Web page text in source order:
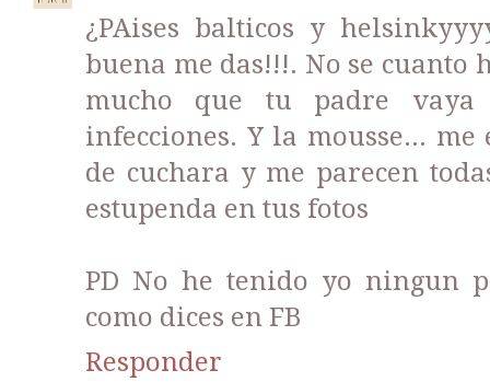
¿PAises balticos y
buena me das!!!. No se cuanto
mucho que tu padre
infecciones. Y la mousse...
de cuchara y me parecen
estupenda en tus fotos
PD No he tenido yo ningun
como dices en FB
Responder